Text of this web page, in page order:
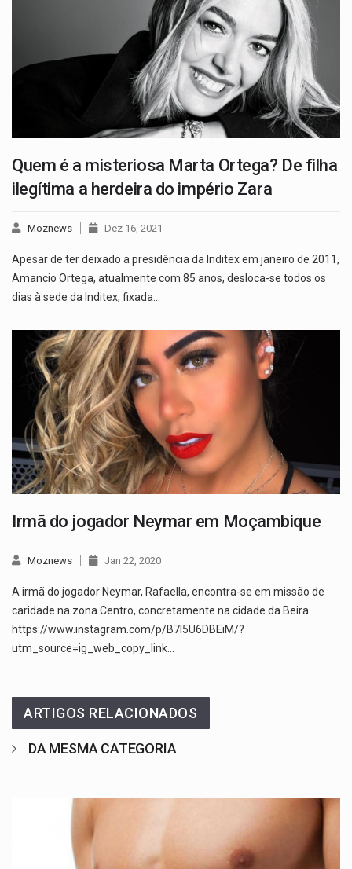
Quem é a misteriosa Marta Ortega? De filha
ilegítima a herdeira do império Zara
Moznews Dez 16, 2021
Apesar de ter deixado a presidência da Inditex em janeiro de 2011,
Amancio Ortega, atualmente com 85 anos, desloca-se todos os
dias à sede da Inditex, fixada…
Irmã do jogador Neymar em Moçambique
Moznews Jan 22, 2020
A irmã do jogador Neymar, Rafaella, encontra-se em missão de
caridade na zona Centro, concretamente na cidade da Beira.
https://www.instagram.com/p/B7l5U6DBEiM/?
utm_source=ig_web_copy_link…
ARTIGOS RELACIONADOS
DA MESMA CATEGORIA